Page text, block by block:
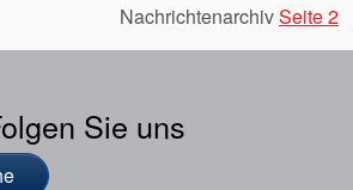
NachrichtenarchivSeite 2
Sie uns